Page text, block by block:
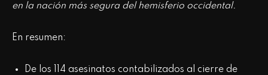
en la nación más segura del hemisferio occidental.
En resumen:
De los 114 asesinatos contabilizados al cierre de